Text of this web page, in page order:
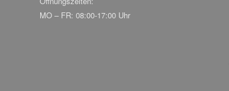
MO – FR: 08:00-17:00 Uhr